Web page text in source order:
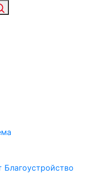
Благоустройство